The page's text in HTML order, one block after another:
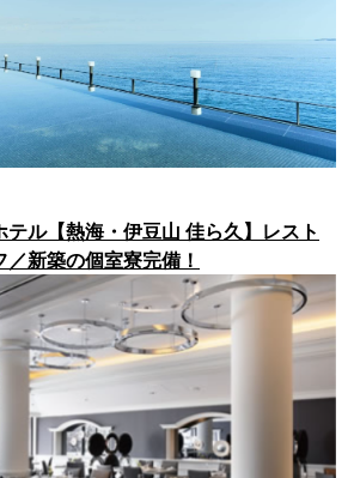
ル【熱海・伊豆山 佳ら久】レスト
新築の個室寮完備！